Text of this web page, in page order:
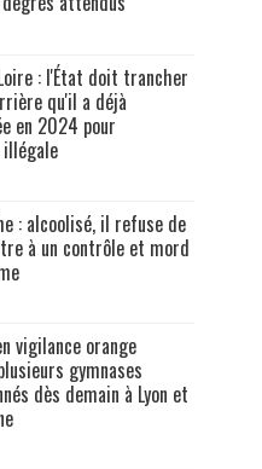
: l'État doit trancher
qu'il a déjà
en 2024 pour
: alcoolisé, il refuse de
à un contrôle et mord
vigilance orange
gymnases
dès demain à Lyon et